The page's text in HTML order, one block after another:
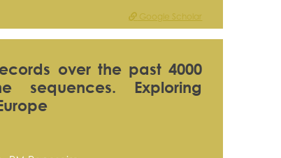
Google Scholar
over the past 4000
sequences. Exploring